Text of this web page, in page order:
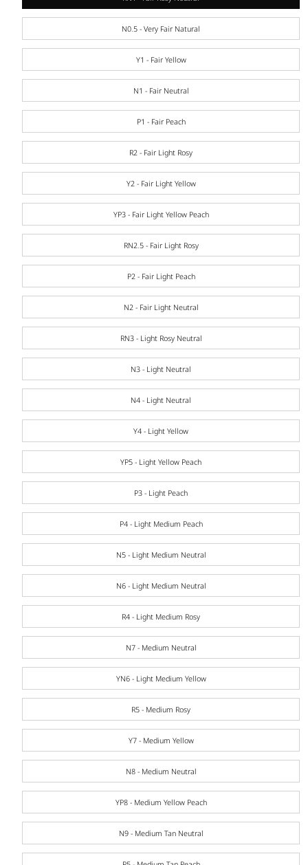
N0.5 - Very Fair Natural
Y1 - Fair Yellow
N1 - Fair Neutral
P1 - Fair Peach
R2 - Fair Light Rosy
Y2 - Fair Light Yellow
YP3 - Fair Light Yellow Peach
RN2.5 - Fair Light Rosy
P2 - Fair Light Peach
N2 - Fair Light Neutral
RN3 - Light Rosy Neutral
N3 - Light Neutral
N4 - Light Neutral
Y4 - Light Yellow
YP5 - Light Yellow Peach
P3 - Light Peach
P4 - Light Medium Peach
N5 - Light Medium Neutral
N6 - Light Medium Neutral
R4 - Light Medium Rosy
N7 - Medium Neutral
YN6 - Light Medium Yellow
R5 - Medium Rosy
Y7 - Medium Yellow
N8 - Medium Neutral
YP8 - Medium Yellow Peach
N9 - Medium Tan Neutral